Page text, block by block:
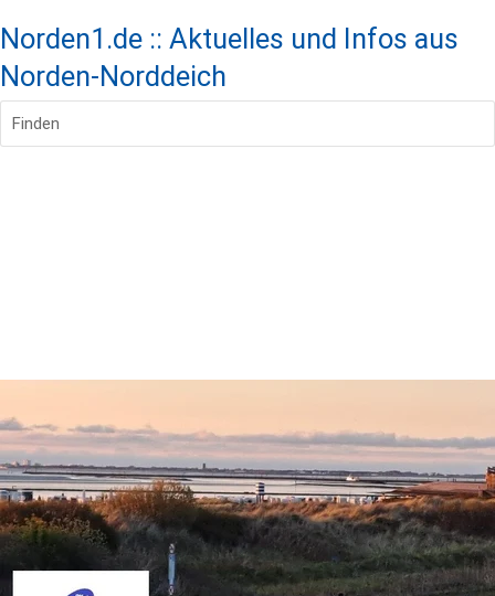
Norden1.de :: Aktuelles und Infos aus
Norden-Norddeich
Finden